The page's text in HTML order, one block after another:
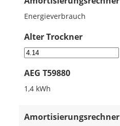
Energieverbrauch
Alter Trockner
AEG T59880
1,4 kWh
Amortisierungsrechner